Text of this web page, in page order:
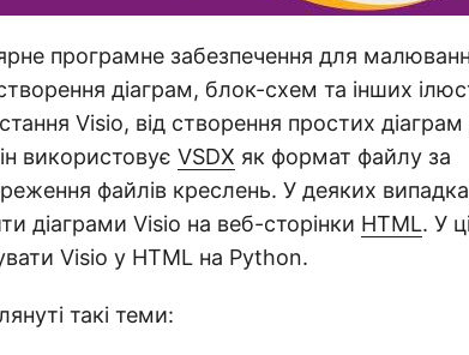
програмне забезпечення для
діаграм, блок-схем та інших
Visio, від створення простих
використовує VSDX як формат файлу за
файлів креслень. У деяких
діаграми Visio на веб-сторінки HTML. У
Visio у HTML на Python.
такі теми: